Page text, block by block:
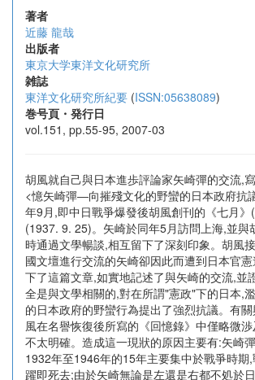
著者
近藤 龍哉
出版者
東京大学東洋文化研究所
雑誌
東洋文化研究所紀要 (ISSN:05638089)
巻号頁・発行日
vol.151, pp.55-95, 2007-03
胡風就自己與日本進歩評論家矢崎彈的交流,
<憶矢崎彈―向摧殘文化的野蠻的日本政府抗
年9月,即中日戰爭爆發後胡風創刊的《七月》
(1937. 9. 25)。矢崎於同年5月訪問上海,並與
時通過文學暢談,相互留下了深刻印象。胡風
國文壇進行交流的矢崎卻因此而遭到日本官
下了這篇文章,如實地記述了與矢崎的交流,並
全是與文學相關的,對在所謂"憲政"下的日本,
的日本政府的野蠻行為提出了強烈抗議。有
風在名譽恢復後所寫的《回憶錄》中僅略微
不太明確。造成這一現狀的原因主要有:矢崎
1932年至1946年的15年主要集中於戰爭時期
躍即死去;由於矢崎無論是左還是右都不処於